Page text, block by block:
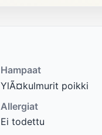
Hampaat
YlÃ¤kulmurit poikki
Allergiat
Ei todettu